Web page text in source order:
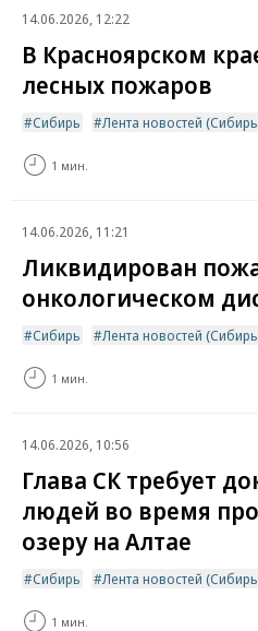
14.06.2026, 12:22
В Красноярском
лесных пожаров
Сибирь Лента новостей
1 мин.
14.06.2026, 11:21
Ликвидирован
онкологическом
Сибирь Лента новостей
1 мин.
14.06.2026, 10:56
Глава СК требует
людей во время
озеру на Алтае
Сибирь Лента новостей
1 мин.